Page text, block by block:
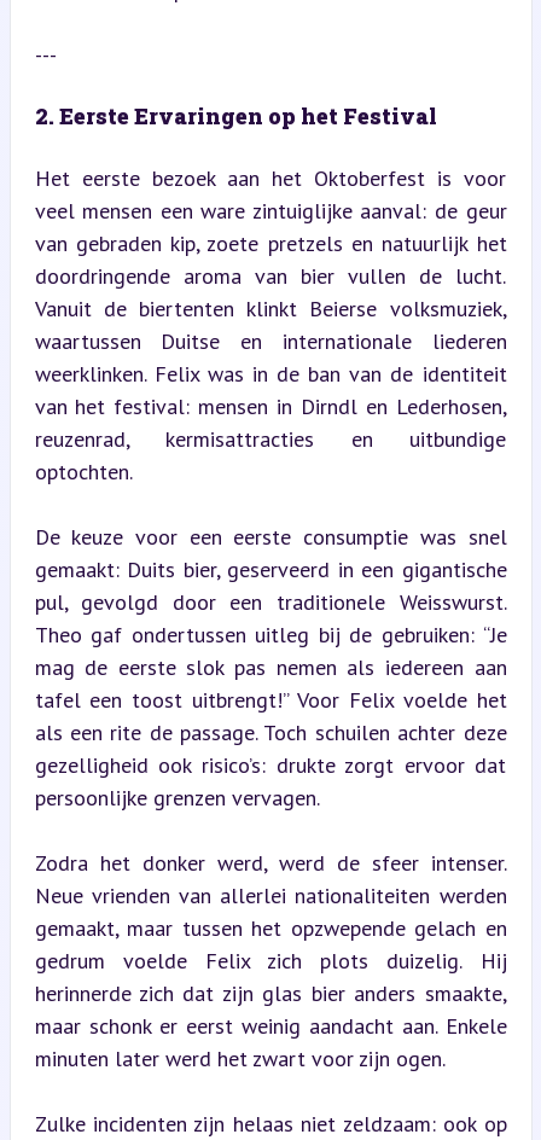
---
2. Eerste Ervaringen op het Festival
Het eerste bezoek aan het Oktoberfest is voor
veel mensen een ware zintuiglijke aanval: de geur
van gebraden kip, zoete pretzels en natuurlijk het
doordringende aroma van bier vullen de lucht.
Vanuit de biertenten klinkt Beierse volksmuziek,
waartussen Duitse en internationale liederen
weerklinken. Felix was in de ban van de identiteit
van het festival: mensen in Dirndl en Lederhosen,
reuzenrad, kermisattracties en uitbundige
optochten.
De keuze voor een eerste consumptie was snel
gemaakt: Duits bier, geserveerd in een gigantische
pul, gevolgd door een traditionele Weisswurst.
Theo gaf ondertussen uitleg bij de gebruiken: “Je
mag de eerste slok pas nemen als iedereen aan
tafel een toost uitbrengt!” Voor Felix voelde het
als een rite de passage. Toch schuilen achter deze
gezelligheid ook risico’s: drukte zorgt ervoor dat
persoonlijke grenzen vervagen.
Zodra het donker werd, werd de sfeer intenser.
Neue vrienden van allerlei nationaliteiten werden
gemaakt, maar tussen het opzwepende gelach en
gedrum voelde Felix zich plots duizelig. Hij
herinnerde zich dat zijn glas bier anders smaakte,
maar schonk er eerst weinig aandacht aan. Enkele
minuten later werd het zwart voor zijn ogen.
Zulke incidenten zijn helaas niet zeldzaam: ook op